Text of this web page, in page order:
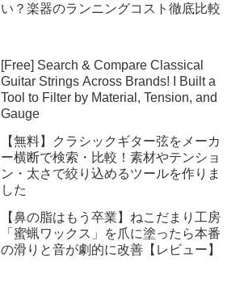
い？楽器のランニングコスト徹底比較
[Free] Search & Compare Classical
Guitar Strings Across Brands! I Built a
Tool to Filter by Material, Tension, and
Gauge
【無料】クラシックギター弦をメーカ
ー横断で検索・比較！素材やテンショ
ン・太さで絞り込めるツールを作りま
した
【鼻の脂はもう卒業】ねこだまり工房
「蜜蝋ワックス」を爪に塗ったら本番
の滑りと音が劇的に改善【レビュー】